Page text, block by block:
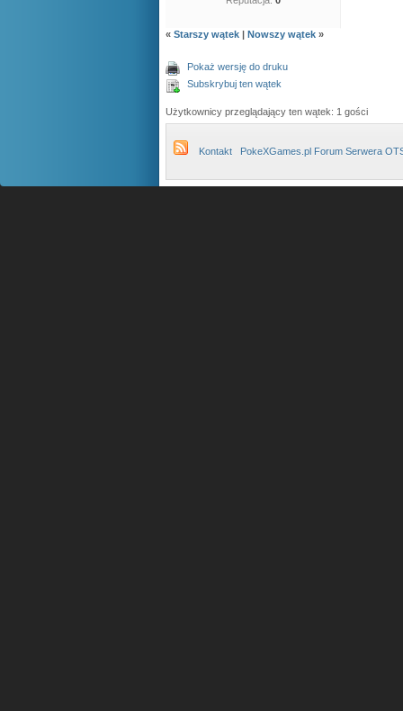
« Starszy wątek | Nowszy wątek »
Pokaż wersję do druku
Subskrybuj ten wątek
Użytkownicy przeglądający ten wątek: 1 gości
Kontakt PokeXGames.pl Forum Serwera